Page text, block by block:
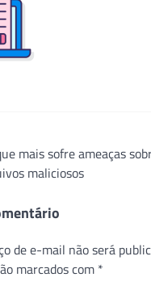
mais sofre ameaças
maliciosos
de e-mail não será
marcados com *